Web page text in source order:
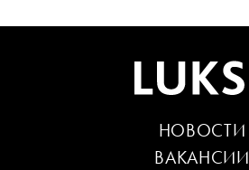
НОВОСТИ
ВАКАНСИИ